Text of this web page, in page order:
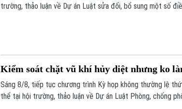
trường, thảo luận về Dự án Luật sửa đổi, bổ sung một số
Kiểm soát chặt vũ khí hủy diệt nhưng ko
Sáng 8/8, tiếp tục chương trình Kỳ họp không thường lệ
thể tại hội trường, thảo luận về Dự án Luật Phòng, chống